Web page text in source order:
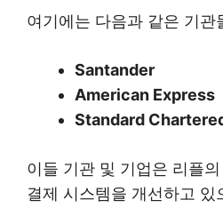
여기에는 다음과 같은 기관
Santander
American Express
Standard
이들 기관 및 기업은 리플
결제 시스템을 개선하고 있